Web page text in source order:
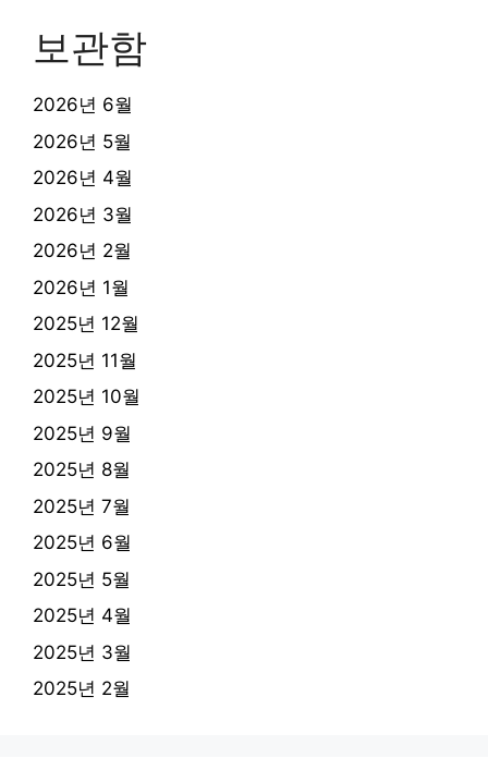
보관함
2026년 6월
2026년 5월
2026년 4월
2026년 3월
2026년 2월
2026년 1월
2025년 12월
2025년 11월
2025년 10월
2025년 9월
2025년 8월
2025년 7월
2025년 6월
2025년 5월
2025년 4월
2025년 3월
2025년 2월